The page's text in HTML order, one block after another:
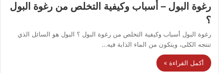
رغوة البول – أسباب وكيفية التخلص من رغوة البول
؟
رغوة البول أسباب وكيفية التخلص من رغوة البول ؟ البول هو السائل الذي
تنتجه الكلى، ويتكون من الماء الذابة فيه…
أكمل القراءة »